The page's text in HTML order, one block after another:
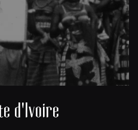
d'Ivoire